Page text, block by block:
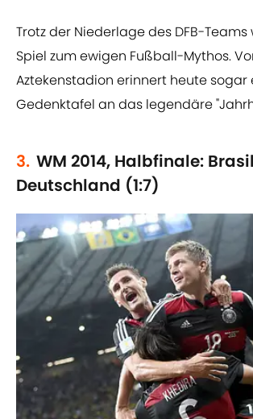
Trotz der Niederlage des DFB-
Spiel zum ewigen Fußball-Mythos.
Aztekenstadion erinnert heute sogar
Gedenktafel an das legendäre
3. WM 2014, Halbfinale:
Deutschland (1:7)